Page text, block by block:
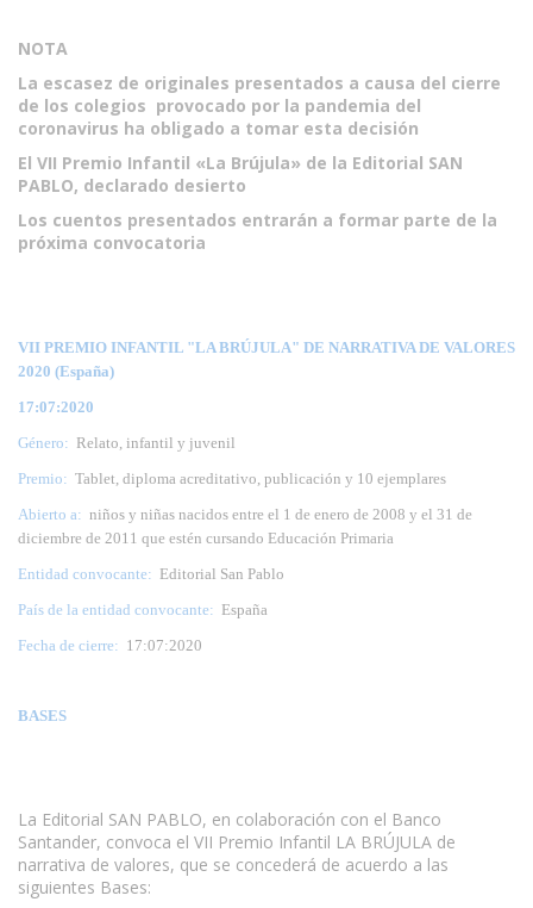
NOTA
La escasez de originales presentados a causa del cierre
de los colegios provocado por la pandemia del
coronavirus ha obligado a tomar esta decisión
El VII Premio Infantil «La Brújula» de la Editorial SAN
PABLO, declarado desierto
Los cuentos presentados entrarán a formar parte de la
próxima convocatoria
VII PREMIO INFANTIL "LA BRÚJULA" DE NARRATIVA DE VALORES
2020 (España)
17:07:2020
Género: Relato, infantil y juvenil
Premio: Tablet, diploma acreditativo, publicación y 10 ejemplares
Abierto a: niños y niñas nacidos entre el 1 de enero de 2008 y el 31 de
diciembre de 2011 que estén cursando Educación Primaria
Entidad convocante: Editorial San Pablo
País de la entidad convocante: España
Fecha de cierre: 17:07:2020
BASES
La Editorial SAN PABLO, en colaboración con el Banco
Santander, convoca el VII Premio Infantil LA BRÚJULA de
narrativa de valores, que se concederá de acuerdo a las
siguientes Bases: